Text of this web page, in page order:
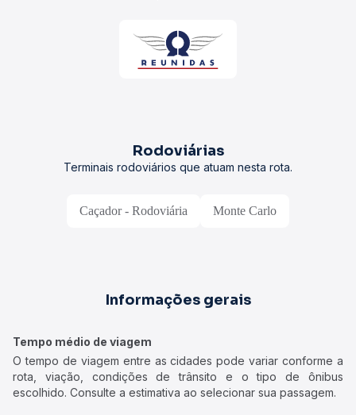
Rodoviárias
Terminais rodoviários que atuam nesta rota.
Caçador - Rodoviária Monte Carlo
Informações gerais
Tempo médio de viagem
O tempo de viagem entre as cidades pode variar conforme a
rota, viação, condições de trânsito e o tipo de ônibus
escolhido. Consulte a estimativa ao selecionar sua passagem.